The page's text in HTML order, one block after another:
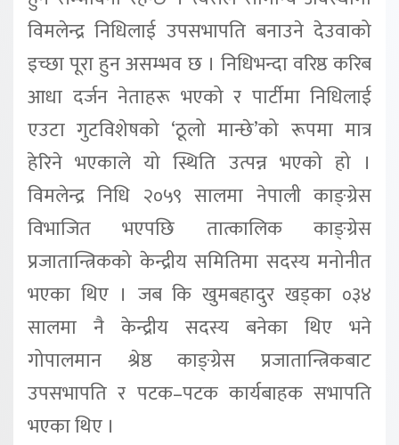
विमलेन्द्र निधिलाई उपसभापति बनाउने देउवाको
इच्छा पूरा हुन असम्भव छ । निधिभन्दा वरिष्ठ करिब
आधा दर्जन नेताहरू भएको र पार्टीमा निधिलाई
एउटा गुटविशेषको ‘ठूलो मान्छे’को रूपमा मात्र
हेरिने भएकाले यो स्थिति उत्पन्न भएको हो ।
विमलेन्द्र निधि २०५९ सालमा नेपाली काङ्ग्रेस
विभाजित भएपछि तात्कालिक काङ्ग्रेस
प्रजातान्त्रिकको केन्द्रीय समितिमा सदस्य मनोनीत
भएका थिए । जब कि खुमबहादुर खड्का ०३४
सालमा नै केन्द्रीय सदस्य बनेका थिए भने
गोपालमान श्रेष्ठ काङ्ग्रेस प्रजातान्त्रिकबाट
उपसभापति र पटक–पटक कार्यबाहक सभापति
भएका थिए ।